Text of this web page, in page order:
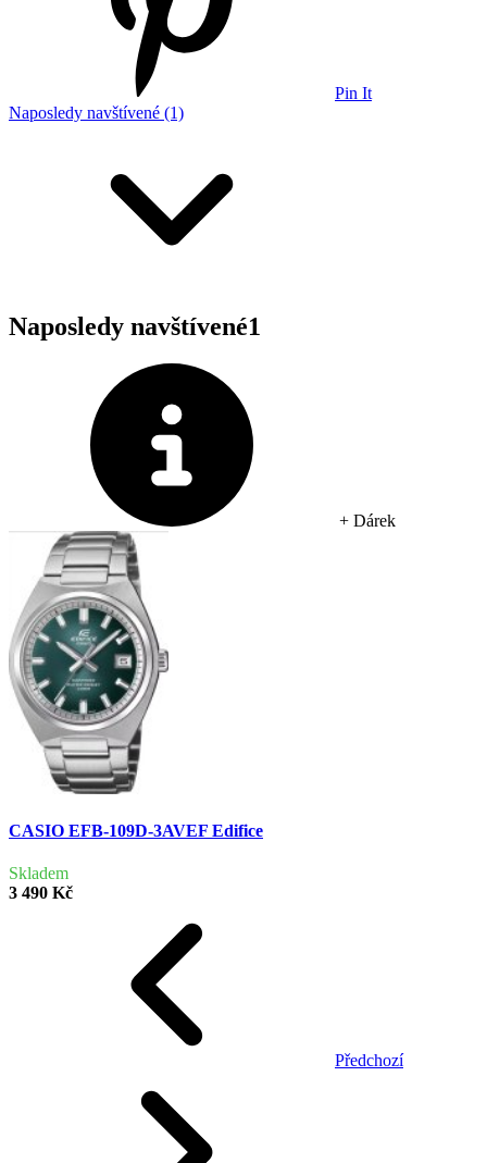
Pin It
Naposledy navštívené (1)
Naposledy navštívené1
+ Dárek
CASIO EFB-109D-3AVEF Edifice
Skladem
3 490 Kč
Předchozí